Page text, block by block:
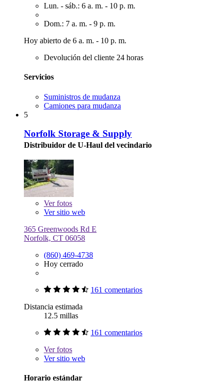
Lun. - sáb.: 6 a. m. - 10 p. m.
Dom.: 7 a. m. - 9 p. m.
Hoy abierto de 6 a. m. - 10 p. m.
Devolución del cliente 24 horas
Servicios
Suministros de mudanza
Camiones para mudanza
5
Norfolk Storage & Supply
Distribuidor de U-Haul del vecindario
Verfotos
Ver sitio web
365 Greenwoods Rd E
Norfolk, CT 06058
(860) 469-4738
Hoy cerrado
161 comentarios
Distancia estimada
12.5 millas
161 comentarios
Verfotos
Ver sitio web
Horario estándar